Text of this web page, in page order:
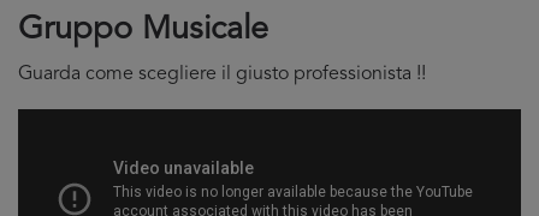
Gruppo Musicale
Guarda come scegliere il giusto professionista !!